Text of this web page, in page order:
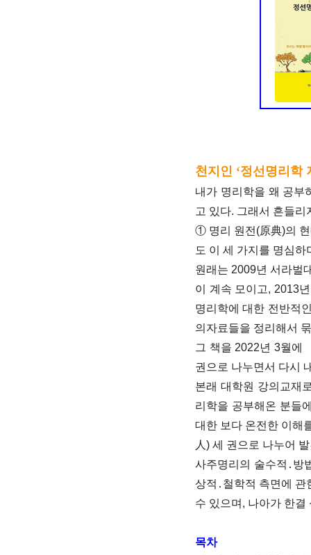
천지인 ‘정선명리학
내가 명리학을 왜 공부
고 있다. 그래서 흔들
① 명리 원전(原典)의
도 이 세 가지를 명심
원래는 2009년 서라벌
이 계속 모이고, 2013
명리학에 대한 전반적
의자료들을 정리해서
그 책을 2022년 3월에
권으로 나누면서 다시
본래 대학원 강의교재
리학을 공부해온 분들
대한 보다 온전한 이해
人) 세 권으로 나누어
사주명리의 술수적․방
상적․철학적 측면에
수 있으며, 나아가 한
목차